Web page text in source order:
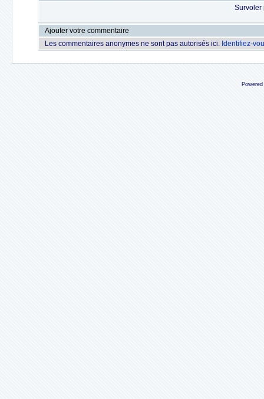
Survoler
Ajouter votre commentaire
Les commentaires anonymes ne sont pas autorisés ici. Identifiez-